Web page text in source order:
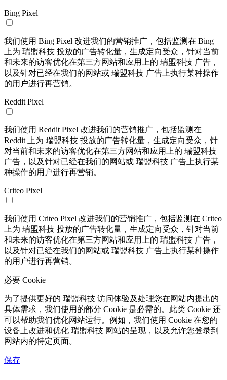
Bing Pixel
我们使用 Bing Pixel 改进我们的营销推广，包括监测在 Bing
上为 瑞盟科技 投放的广告转化量，生成定向受众，针对当前
和未来的访客优化在第三方网站和应用上的 瑞盟科技 广告，
以及针对已经在我们的网站或 瑞盟科技 广告上执行某种操作
的用户进行再营销。
Reddit Pixel
我们使用 Reddit Pixel 改进我们的营销推广，包括监测在
Reddit 上为 瑞盟科技 投放的广告转化量，生成定向受众，针
对当前和未来的访客优化在第三方网站和应用上的 瑞盟科技
广告，以及针对已经在我们的网站或 瑞盟科技 广告上执行某
种操作的用户进行再营销。
Criteo Pixel
我们使用 Criteo Pixel 改进我们的营销推广，包括监测在 Criteo
上为 瑞盟科技 投放的广告转化量，生成定向受众，针对当前
和未来的访客优化在第三方网站和应用上的 瑞盟科技 广告，
以及针对已经在我们的网站或 瑞盟科技 广告上执行某种操作
的用户进行再营销。
必要 Cookie
为了提供更好的 瑞盟科技 访问体验及处理您在网站内提出的
具体需求，我们使用的部分 Cookie 是必需的。此类 Cookie 还
可以帮助我们优化网站运行。例如，我们使用 Cookie 在您的
设备上改进和优化 瑞盟科技 网站的呈现，以及允许您登录到
网站内的特定页面。
保存